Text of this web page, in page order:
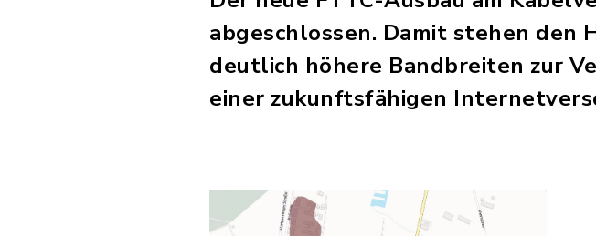
abgeschlossen. Damit stehen den
deutlich höhere Bandbreiten zur
einer zukunftsfähigen